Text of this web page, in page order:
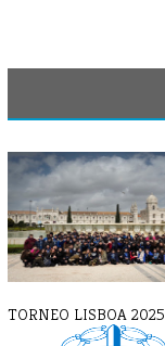
TORNEO LISBOA 2025